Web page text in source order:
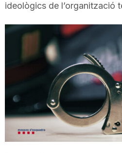
a
ideològics de l’organització